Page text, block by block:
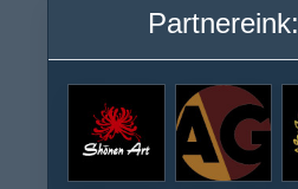
Partnereink: